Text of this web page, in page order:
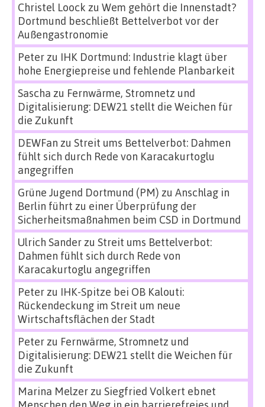
Christel Loock zu Wem gehört die Innenstadt?
Dortmund beschließt Bettelverbot vor der
Außengastronomie
Peterzu IHK Dortmund: Industrie klagt über
hohe Energiepreise und fehlende Planbarkeit
Sascha zu Fernwärme, Stromnetz und
Digitalisierung: DEW21 stellt die Weichen für
die Zukunft
DEWFan zu Streit ums Bettelverbot: Dahmen
fühlt sich durch Rede von Karacakurtoglu
angegriffen
Grüne Jugend Dortmund (PM) zu Anschlag in
Berlin führt zu einer Überprüfung der
Sicherheitsmaßnahmen beim CSD in Dortmund
Ulrich Sanderzu Streit ums Bettelverbot:
Dahmen fühlt sich durch Rede von
Karacakurtoglu angegriffen
Peterzu IHK-Spitze bei OB Kalouti:
Rückendeckung im Streit um neue
Wirtschaftsflächen der Stadt
Peterzu Fernwärme, Stromnetz und
Digitalisierung: DEW21 stellt die Weichen für
die Zukunft
Marina Melzerzu Siegfried Volkert ebnet